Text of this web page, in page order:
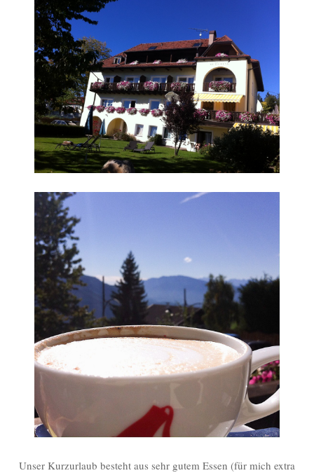
Unser Kurzurlaub besteht aus sehr gutem Essen (für mich extra